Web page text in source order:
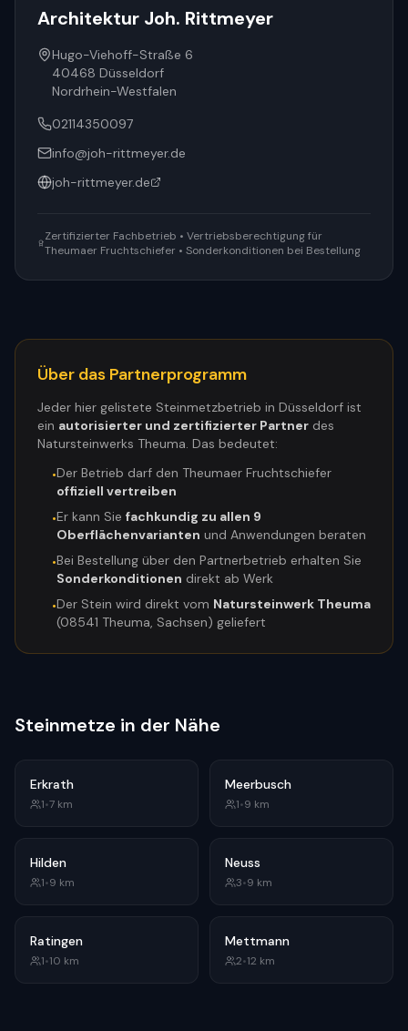
Architektur Joh. Rittmeyer
Hugo-Viehoff-Straße 6
40468 Düsseldorf
Nordrhein-Westfalen
02114350097
info@joh-rittmeyer.de
joh-rittmeyer.de
Zertifizierter Fachbetrieb • Vertriebsberechtigung für
Theumaer Fruchtschiefer • Sonderkonditionen bei Bestellung
Über das Partnerprogramm
Jeder hier gelistete Steinmetzbetrieb in Düsseldorf ist
ein autorisierter und zertifizierter Partner des
Natursteinwerks Theuma. Das bedeutet:
•Der Betrieb darf den Theumaer Fruchtschiefer
offiziell vertreiben
•Er kann Sie fachkundig zu allen 9
Oberflächenvarianten und Anwendungen beraten
•Bei Bestellung über den Partnerbetrieb erhalten Sie
Sonderkonditionen direkt ab Werk
•Der Stein wird direkt vom Natursteinwerk Theuma
(08541 Theuma, Sachsen) geliefert
Steinmetze in der Nähe
Erkrath
1•7 km
Meerbusch
1•9 km
Hilden
1•9 km
Neuss
3•9 km
Ratingen
1•10 km
Mettmann
2•12 km